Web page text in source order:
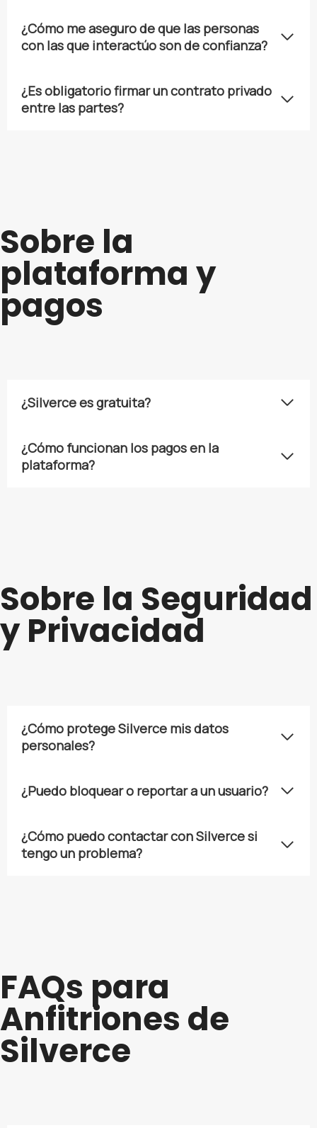
¿Cómo me aseguro de que las personas
con las que interactúo son de confianza?
¿Es obligatorio firmar un contrato privado
entre las partes?
Sobre la
plataforma y
pagos
¿Silverce es gratuita?
¿Cómo funcionan los pagos en la
plataforma?
Sobre la Seguridad
y Privacidad
¿Cómo protege Silverce mis datos
personales?
¿Puedo bloquear o reportar a un usuario?
¿Cómo puedo contactar con Silverce si
tengo un problema?
FAQs para
Anfitriones de
Silverce